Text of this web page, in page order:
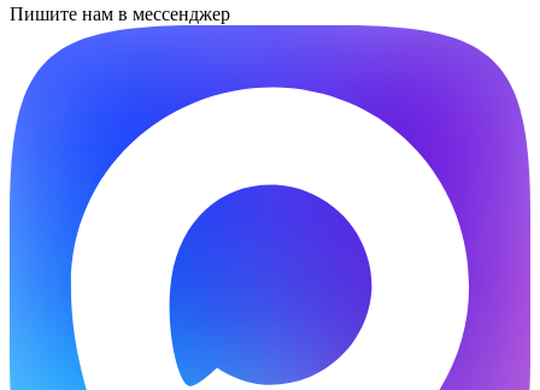
Пишите нам в мессенджер